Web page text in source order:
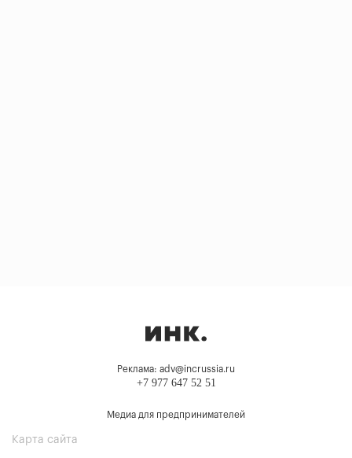
Реклама: adv@incrussia.ru
+7 977 647 52 51
Медиа для предпринимателей
Карта сайта